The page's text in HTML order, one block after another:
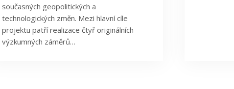
současných geopolitických a
technologických změn. Mezi hlavní cíle
projektu patří realizace čtyř originálních
výzkumných záměrů…